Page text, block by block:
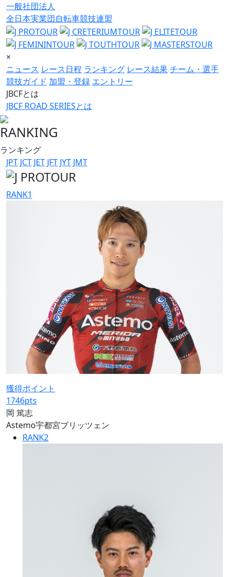
一般社団法人
全日本実業団自転車競技連盟
×
ニュース レース日程 ランキング レース結果チーム・選手
競技ガイド 加盟・登録 エントリー
JBCFとは
JBCF ROAD SERIESとは
RANKING
ランキング
JPT JCT JET JFT JYT JMT
RANK1
獲得ポイント
1746pts
岡 篤志
Astemo宇都宮ブリッツェン
RANK2